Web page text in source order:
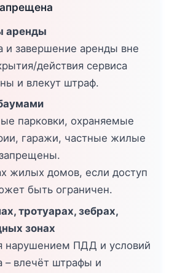
аренды
и завершение аренды вне
действия сервиса
и влекут штраф.
парковки, охраняемые
гаражи, частные жилые
жилых домов, если доступ
быть ограничен.
тротуарах, зебрах,
зонах
нарушением ПДД и условий
– влечёт штрафы и